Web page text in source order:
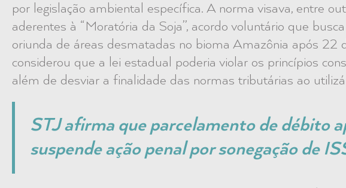
por legislação ambiental específica. A norma visava, entre
aderentes à “Moratória da Soja”, acordo voluntário que
oriunda de áreas desmatadas no bioma Amazônia após
considerou que a lei estadual poderia violar os princípios
além de desviar a finalidade das normas tributárias ao
STJ afirma que parcelamento de débito
suspende ação penal por sonegação de